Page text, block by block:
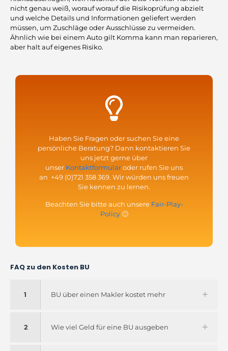
nicht genau weiß, worauf worauf die Risikoprüfung abzielt
und welche Details und Informationen geliefert werden
müssen, um Zuschläge oder Ausschlüsse zu vermeiden.
Ähnlich wie bei einem Auto gilt Komma kann man reparieren,
aber halt auf eigenes Risiko.
Haben Sie Fragen oder suchen Sie eine
persönliche Beratung? Dann kontaktieren Sie
uns jetzt gerne über
unser Kontaktformularoder rufen Sie uns
an +49 (0)721 358 369. Wir würden uns freuen
Sie kennen zu lernen.
Beachten Sie bitte auch unsere Fair-Play-
Policy🙂
FAQ zu den Kosten BU
1 BU über einen Makler kostet mehr
2 Wie viel Geld für eine BU ausgeben